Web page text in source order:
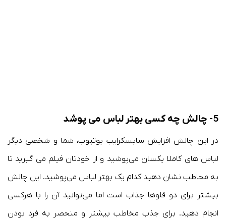
5- چالش چه کسی بهتر لباس می پوشد
در این چالش افزایش سابسکرایب یوتیوب، شما و شخصی دیگر
لباس های کاملا یکسان می‌پوشید و از خودتان فیلم می گیرید تا
به مخاطب نشان دهید کدام یک بهتر لباس می‌پوشید. این چالش
بیشتر برای دو قلوها جذاب است اما می‌توانید آن را با هر‌کسی
انجام دهید. برای جذب مخاطب بیشتر و منحصر به فرد بودن